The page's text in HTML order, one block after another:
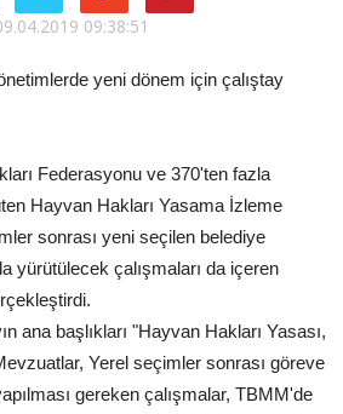
09:38:51
yeni dönem için çalıştay
Federasyonu ve 370'ten fazla
Hayvan Hakları Yasama İzleme
sonrası yeni seçilen belediye
yürütülecek çalışmaları da içeren
ana başlıkları "Hayvan Hakları Yasası,
Yerel seçimler sonrası göreve
gereken çalışmalar, TBMM'de